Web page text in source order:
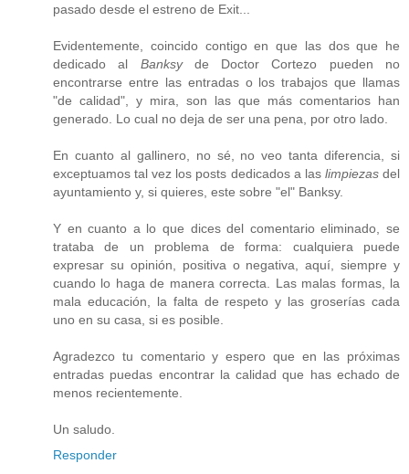
pasado desde el estreno de Exit...
Evidentemente, coincido contigo en que las dos que he
dedicado al Banksyde Doctor Cortezo pueden no
encontrarse entre las entradas o los trabajos que llamas
"de calidad", y mira, son las que más comentarios han
generado. Lo cual no deja de ser una pena, por otro lado.
En cuanto al gallinero, no sé, no veo tanta diferencia, si
exceptuamos tal vez los posts dedicados a las limpiezasdel
ayuntamiento y, si quieres, este sobre "el" Banksy.
Y en cuanto a lo que dices del comentario eliminado, se
trataba de un problema de forma: cualquiera puede
expresar su opinión, positiva o negativa, aquí, siempre y
cuando lo haga de manera correcta. Las malas formas, la
mala educación, la falta de respeto y las groserías cada
uno en su casa, si es posible.
Agradezco tu comentario y espero que en las próximas
entradas puedas encontrar la calidad que has echado de
menos recientemente.
Un saludo.
Responder